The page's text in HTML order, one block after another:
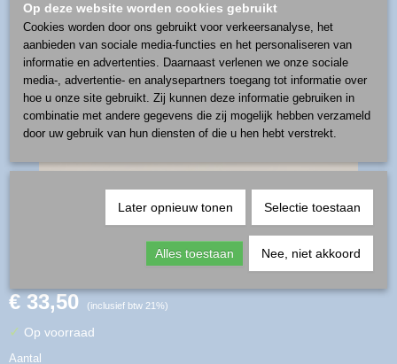
schaal 0,7 l - patroon U-J1
€ 33,50 (inclusief btw 21%)
✓ Op voorraad
Aantal
Op deze website worden cookies gebruikt
Cookies worden door ons gebruikt voor verkeersanalyse, het
aanbieden van sociale media-functies en het personaliseren van
informatie en advertenties. Daarnaast verlenen we onze sociale
media-, advertentie- en analysepartners toegang tot informatie over
hoe u onze site gebruikt. Zij kunnen deze informatie gebruiken in
combinatie met andere gegevens die zij mogelijk hebben verzameld
door uw gebruik van hun diensten of die u hen hebt verstrekt.
Later opnieuw tonen Selectie toestaan
Alles toestaan Nee, niet akkoord